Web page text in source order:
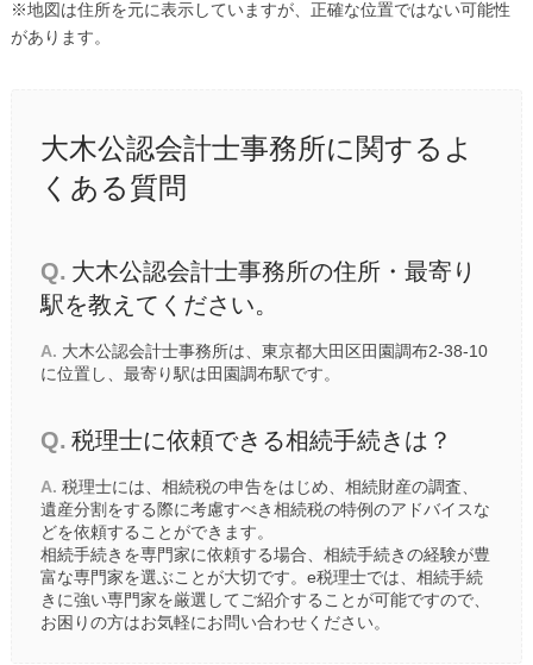
※地図は住所を元に表示していますが、正確な位置ではない可能性
があります。
大木公認会計士事務所に関するよ
くある質問
Q. 大木公認会計士事務所の住所・最寄り
駅を教えてください。
A. 大木公認会計士事務所は、東京都大田区田園調布2-38-10
に位置し、最寄り駅は田園調布駅です。
Q. 税理士に依頼できる相続手続きは？
A. 税理士には、相続税の申告をはじめ、相続財産の調査、
遺産分割をする際に考慮すべき相続税の特例のアドバイスな
どを依頼することができます。
相続手続きを専門家に依頼する場合、相続手続きの経験が豊
富な専門家を選ぶことが大切です。e税理士では、相続手続
きに強い専門家を厳選してご紹介することが可能ですので、
お困りの方はお気軽にお問い合わせください。